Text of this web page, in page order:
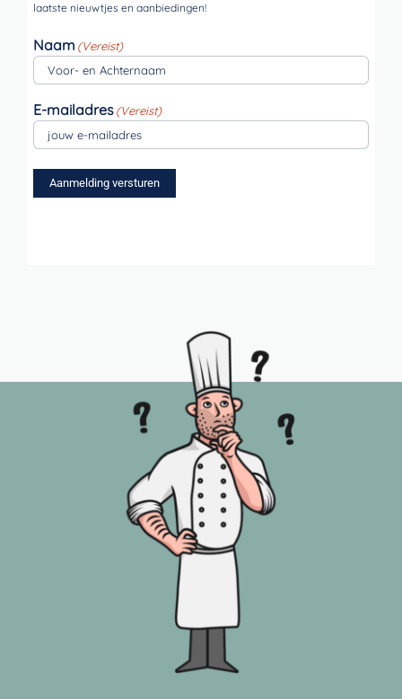
laatste nieuwtjes en aanbiedingen!
Naam (Vereist)
E-mailadres (Vereist)
Aanmelding versturen